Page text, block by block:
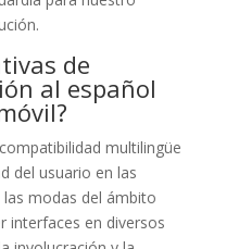
de
al español
multilingüe
del usuario en las
modas del ámbito
interfaces en diversos